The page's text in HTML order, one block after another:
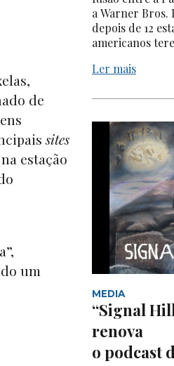
de
sites
estação
um
a Warner Bros.
depois de 12
americanos
Ler mais
MEDIA
“Signal
renova
o podcast